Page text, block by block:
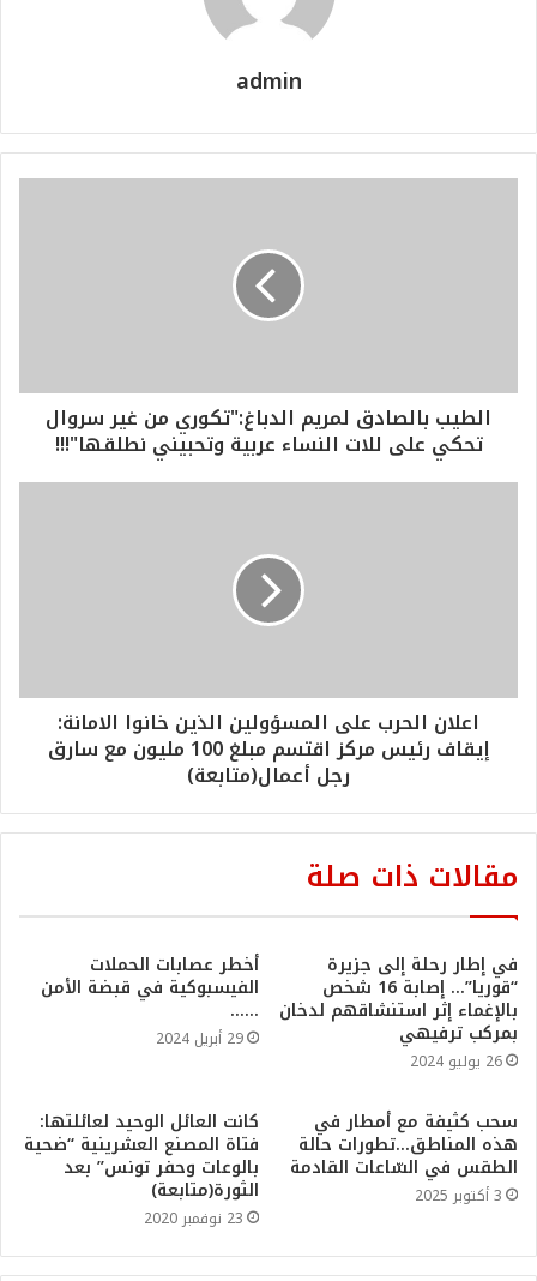
admin
الطيب بالصادق لمريم الدباغ:"تكوري من غير سروال
تحكي على للات النساء عربية وتحبيني نطلقها"!!!
اعلان الحرب على المسؤولين الذين خانوا الامانة:
إيقاف رئيس مركز اقتسم مبلغ 100 مليون مع سارق
رجل أعمال(متابعة)
مقالات ذات صلة
في إطار رحلة إلى جزيرة
“قوريا”… إصابة 16 شخص
بالإغماء إثر استنشاقهم لدخان
بمركب ترفيهي
26 يوليو 2024
أخطر عصابات الحملات
الفيسبوكية في قبضة الأمن
……
29 أبريل 2024
سحب كثيفة مع أمطار في
هذه المناطق…تطورات حالة
الطقس في السّاعات القادمة
3 أكتوبر 2025
كانت العائل الوحيد لعائلتها:
فتاة المصنع العشرينية “ضحية
بالوعات وحفر تونس” بعد
الثورة(متابعة)
23 نوفمبر 2020